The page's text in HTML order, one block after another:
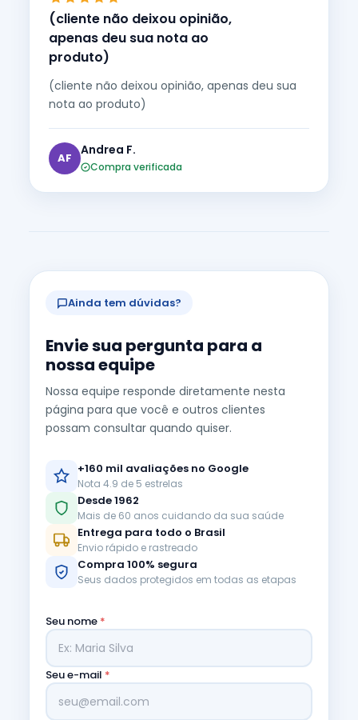
(cliente não deixou opinião,
apenas deu sua nota ao
produto)
(cliente não deixou opinião, apenas deu sua
nota ao produto)
AF
Andrea F.
Compra verificada
Ainda tem dúvidas?
Envie sua pergunta para a
nossa equipe
Nossa equipe responde diretamente nesta
página para que você e outros clientes
possam consultar quando quiser.
+160 mil avaliações no Google
Nota 4.9 de 5 estrelas
Desde 1962
Mais de 60 anos cuidando da sua saúde
Entrega para todo o Brasil
Envio rápido e rastreado
Compra 100% segura
Seus dados protegidos em todas as etapas
Seu nome *
Seu e-mail *